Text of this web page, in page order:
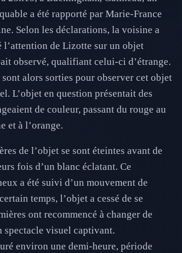
a été rapporté par Marie-France
Selon les déclarations, la voisine a
de Lizotte sur un objet
observé, qualifiant celui-ci d’étrange.
sont alors sorties pour observer cet objet
L’objet en question présentait des
de couleur, passant du rouge au
et à l’orange.
de l’objet se sont éteintes avant de
fois d’un blanc éclatant. Ce
a été suivi d’un mouvement de
temps, l’objet a cessé de se
ont recommencé à changer de
spectacle visuel captivant.
environ une demi-heure, période